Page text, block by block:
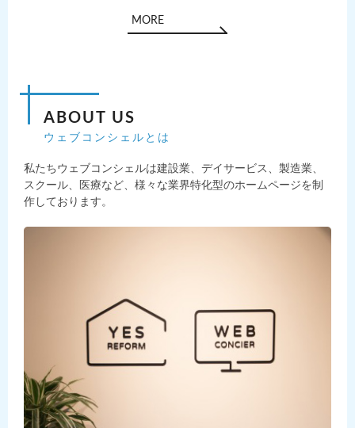
MORE
ABOUT US
ウェブコンシェルとは
私たちウェブコンシェルは建設業、デイサービス、製造業、
スクール、医療など、様々な業界特化型のホームページを制
作しております。